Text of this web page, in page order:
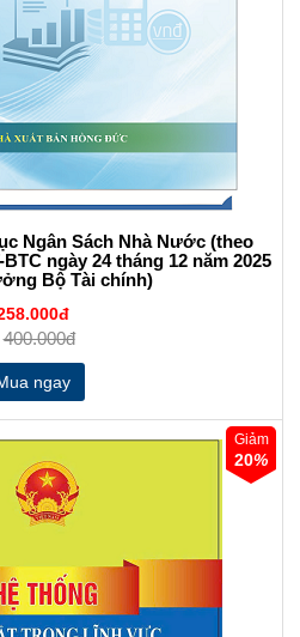
Ngân Sách Nhà Nước (theo
ngày 24 tháng 12 năm 2025
Bộ Tài chính)
400.000đ
Giảm
20%